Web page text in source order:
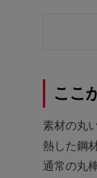
ここ
素材の丸
熱した鋼
通常の丸